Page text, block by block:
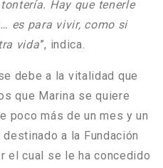
Hay que tenerle
es para vivir, como si
vida”, indica.
debe a la vitalidad que
que Marina se quiere
poco más de un mes y un
a la Fundación
el cual se le ha concedido